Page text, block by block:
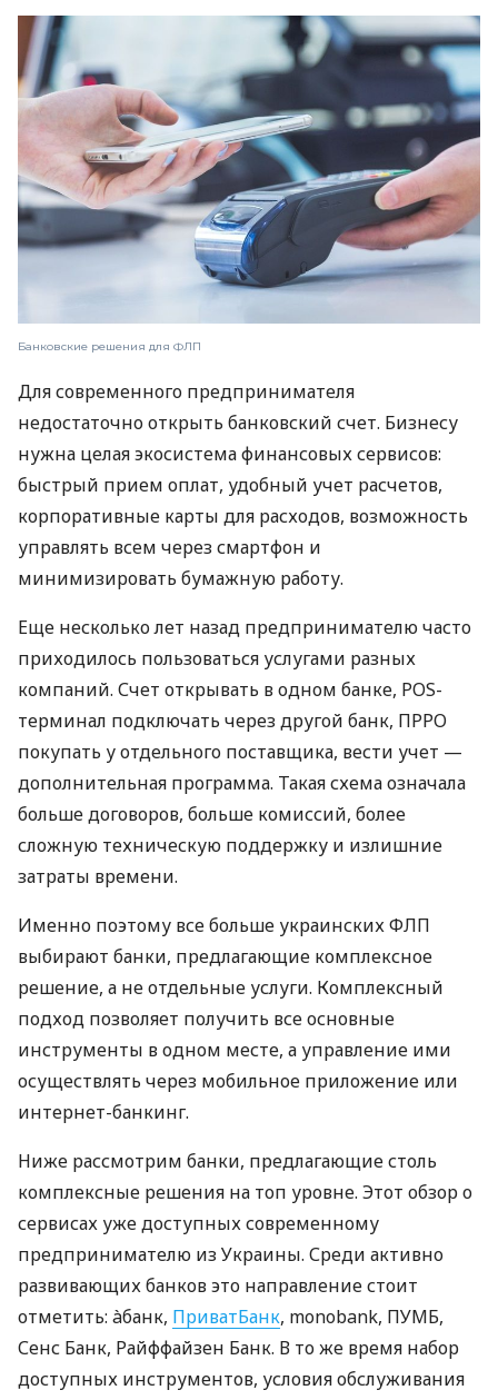
Банковские решения для ФЛП
Для современного предпринимателя
недостаточно открыть банковский счет. Бизнесу
нужна целая экосистема финансовых сервисов:
быстрый прием оплат, удобный учет расчетов,
корпоративные карты для расходов, возможность
управлять всем через смартфон и
минимизировать бумажную работу.
Еще несколько лет назад предпринимателю часто
приходилось пользоваться услугами разных
компаний. Счет открывать в одном банке, POS-
терминал подключать через другой банк, ПРРО
покупать у отдельного поставщика, вести учет —
дополнительная программа. Такая схема означала
больше договоров, больше комиссий, более
сложную техническую поддержку и излишние
затраты времени.
Именно поэтому все больше украинских ФЛП
выбирают банки, предлагающие комплексное
решение, а не отдельные услуги. Комплексный
подход позволяет получить все основные
инструменты в одном месте, а управление ими
осуществлять через мобильное приложение или
интернет-банкинг.
Ниже рассмотрим банки, предлагающие столь
комплексные решения на топ уровне. Этот обзор о
сервисах уже доступных современному
предпринимателю из Украины. Среди активно
развивающих банков это направление стоит
отметить: àбанк, ПриватБанк, monobank, ПУМБ,
Сенс Банк, Райффайзен Банк. В то же время набор
доступных инструментов, условия обслуживания